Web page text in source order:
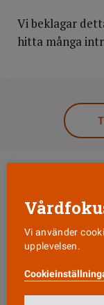
Vi beklagar
hitta många
Vi använder
upplevelsen.